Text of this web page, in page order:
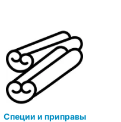
Специи и приправы